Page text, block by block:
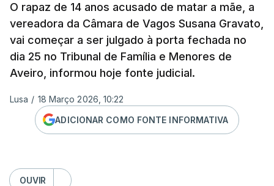
O rapaz de 14 anos acusado de matar a mãe, a
vereadora da Câmara de Vagos Susana Gravato,
vai começar a ser julgado à porta fechada no
dia 25 no Tribunal de Família e Menores de
Aveiro, informou hoje fonte judicial.
Lusa / 18 Março 2026, 10:22
ADICIONAR COMO FONTE INFORMATIVA
OUVIR